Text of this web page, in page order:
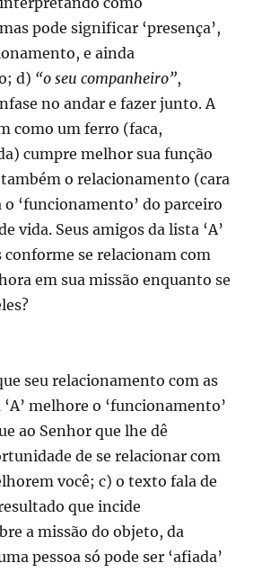
pode significar ‘presença’,
e ainda
d) “o seu companheiro”,
no andar e fazer junto. A
como um ferro (faca,
cumpre melhor sua função
o relacionamento (cara
‘funcionamento’ do parceiro
vida. Seus amigos da lista ‘A’
se relacionam com
em sua missão enquanto se
seu relacionamento com as
melhore o ‘funcionamento’
ao Senhor que lhe dê
de se relacionar com
você; c) o texto fala de
que incide
a missão do objeto, da
pessoa só pode ser ‘afiada’